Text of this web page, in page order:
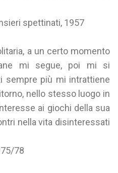
spettinati, 1957
a un certo momento
mi segue, poi mi si
sempre più mi intrattiene
nello stesso luogo in
ai giochi della sua
nella vita disinteressati
78